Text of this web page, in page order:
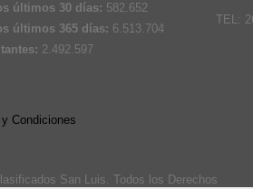
últimos 30 días: 582.652
últimos 365 días: 6.513.704
2.492.597
TEL:
Condiciones
San Luis. Todos los Derechos